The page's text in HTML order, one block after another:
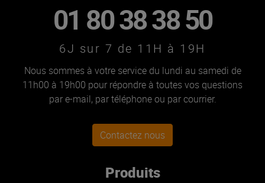
01 80 38 38 50
6J sur 7 de 11H à 19H
Nous sommes à votre service du lundi au samedi de
11h00 à 19h00 pour répondre à toutes vos questions
par e-mail, par téléphone ou par courrier.
Contactez nous
Produits